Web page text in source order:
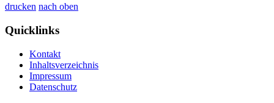
drucken nach oben
Quicklinks
Kontakt
Inhaltsverzeichnis
Impressum
Datenschutz